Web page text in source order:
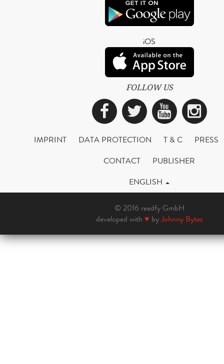
iOS
FOLLOW US
Facebook
Twitter
IMPRINT DATA PROTECTION T & C
PRESS
CONTACT
PUBLISHER
ENGLISH
© 2016 readfy GmbH
developed with ♥ byJohnny Bytes